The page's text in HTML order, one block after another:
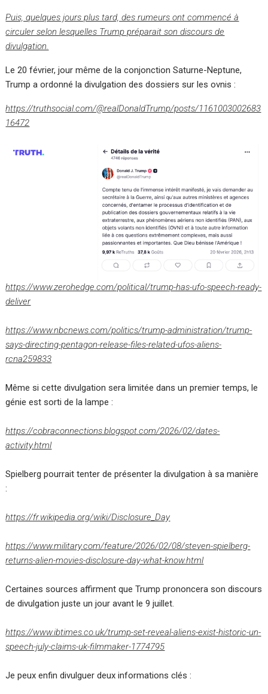
Puis, quelques jours plus tard, des rumeurs ont commencé à
circuler selon lesquelles Trump préparait son discours de
divulgation.
Le 20 février, jour même de la conjonction Saturne-Neptune,
Trump a ordonné la divulgation des dossiers sur les ovnis :
https://truthsocial.com/@realDonaldTrump/posts/1161003002683
16472
https://www.zerohedge.com/political/trump-has-ufo-speech-ready-
deliver
https://www.nbcnews.com/politics/trump-administration/trump-
says-directing-pentagon-release-files-related-ufos-aliens-
rcna259833
Même si cette divulgation sera limitée dans un premier temps, le
génie est sorti de la lampe :
https://cobraconnections.blogspot.com/2026/02/dates-
activity.html
Spielberg pourrait tenter de présenter la divulgation à sa manière
:
https://fr.wikipedia.org/wiki/Disclosure_Day
https://www.military.com/feature/2026/02/08/steven-spielberg-
returns-alien-movies-disclosure-day-what-know.html
Certaines sources affirment que Trump prononcera son discours
de divulgation juste un jour avant le 9 juillet.
https://www.ibtimes.co.uk/trump-set-reveal-aliens-exist-historic-un-
speech-july-claims-uk-filmmaker-1774795
Je peux enfin divulguer deux informations clés :